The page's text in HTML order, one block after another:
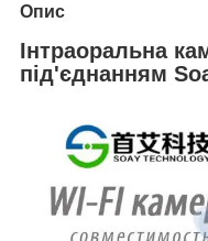
Опис
Інтраоральна
під'єднанням